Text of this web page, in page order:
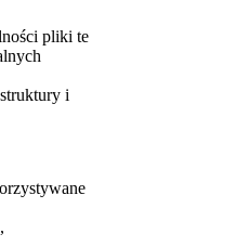
pliki te
i